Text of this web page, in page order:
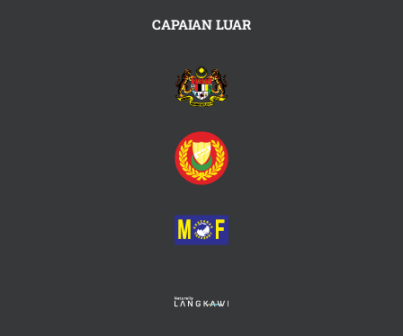
CAPAIAN LUAR